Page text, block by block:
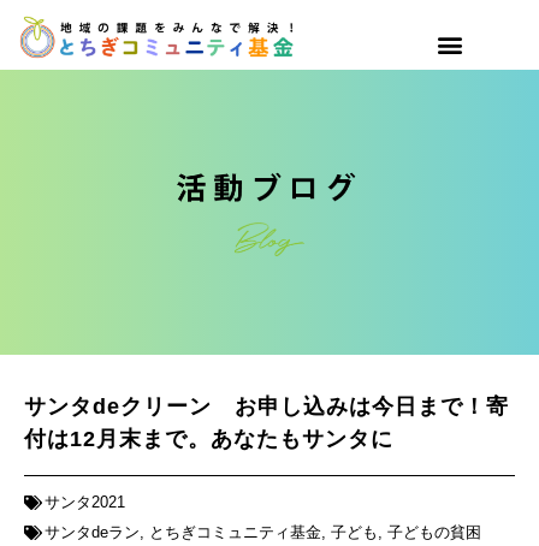
サンタdeクリーン お申し込みは今日まで！寄
付は12月末まで。あなたもサンタに
サンタ2021
サンタdeラン, とちぎコミュニティ基金, 子ども , 子どもの貧困